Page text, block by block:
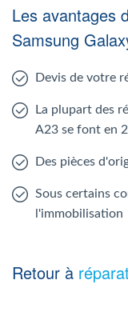
Les avantages
Samsung
Devis de votre
La plupart des
A23 se font en
Des pièces
Sous certains
l'immobilisation
Retour à